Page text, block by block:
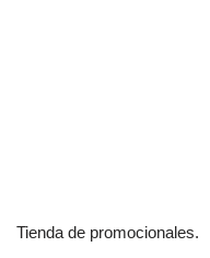
Tienda de promocionales.